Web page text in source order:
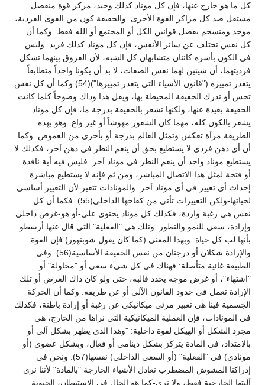
كل ما هو خارج عنها، فإن كل موناد كذلك وحيد، مركز قوة منفصل
مستقل ضد كل مراكز القوة الأخرى. والحقيقة كون من القوى الفردية،
موحد ومنسجم بفضل قوانين الكل أو المجتمع أو الله فقط. وكما أن
كل نفس تختلف عن سائر الأنفس، فإن كل موناد كذلك فريد. وليس
في الكون بأسره كائنان متشابهان كل الشبه، لأن الفروق بينهما تشكل
فرديتهما، أن شيئين لهما نفس الصفات، لا بد أن يكونا واحداً متطابقاً
يتعذر تمييزه ("قانون الأشياء التي يتعذر تمييزها")(54) وكما أن كل نفس
تحس أو تدرك الحقيقة المحيطة بها، ويقل هذا وذاك وضوحاً كلما كانت
الحقيقة بعيدة عنها، ولكنها تشعر بالحقيقة بدرجة ما، فإن كل موناد
يشعر بالكون كله، مهما كان الشعور مهوشاً أو غير واع. وهو بهذه
الطريقة مرآة تعكس وتمثل العالم بدرجة أو بأخرى من الغموض. وكما
أن أي ذهن فردي لا يستطيع بحق أن ينعم النظر في ذهن آخر، فكذلك لا
يستطيع موناد واحد أن ينعم النظر في موناد آخر. فليس فيه أية نافذة
أو فتحة لمثل هذا الاتصال المباشر، ومن ثم فإنه لا يستطيع مباشرة
إحداث أي تغيير في أي موناد آخر. والمونادات تتغير لأن التغيير أساسي
لحياتها-ولكن التغييرات تأتي من كفاحها الداخلي(55). فكما أن كل
نفس هي رغبة واردة، فكذلك كل موناد يحتوي على-أو هو-غرض داخلي
وإرادة، سعى للنمو والتطور. وتلك هي "الفعلية" التي قال عنها أرسطو
بأنها لب كل حياة. وبهذا المعنى (كما كان يقول شوبنهور) فإن القوة
والإرادة شكلان أو درجتان من نفس الحقيقة الأساسية(56). وفي
الطبيعة غائية متأصلة: فهناك في كل شيء سعى أو "محاولة" أو
"اشتهاء"، أو غرض موجه يحدد قالبه، حتى ولو كان ذاك الغرض أو تلك
الإرادة تعمل في حدود القانون الآلي أو عن طريقه. وكما أن الحركة
الجسمية فينا هي تعبير مرئي ميكانيكي عن رغبة أو إرادة باطنة، فكذلك
في المونادات، فإن العملية الميكانيكية التي نراها من الخارج، هي
مجرد الشكل أو الهيكل لقوة داخلية: "وهذا الذي يظهر بشكل آلي أو
بالامتداد، في المادة يتركز بشكل دينامي أو فعال، وبشكل عضوي (أو
مونادي) في "الفعلية" (أو السعي الداخلي) نفسها(57). ونحن في
إدراكنا المشوش المضطرب نعادل الأشياء الخارجة "بالمادة" لأننا نرى
آليتها الخارجية فقط، ولا نرى-كما هو الحال في الاستبطان، الحيوية